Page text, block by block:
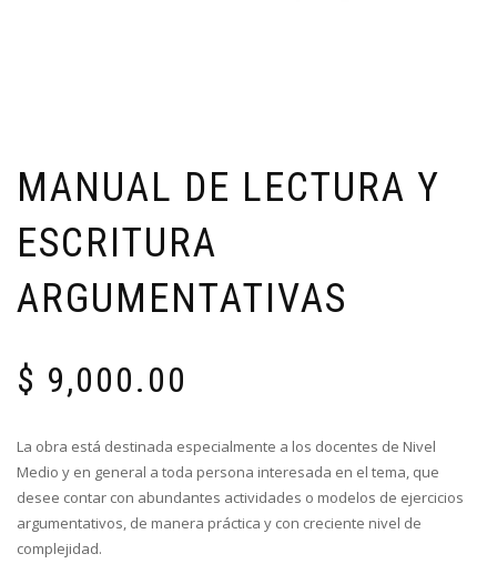
MANUAL DE LECTURA Y
ESCRITURA
ARGUMENTATIVAS
$ 9,000.00
La obra está destinada especialmente a los docentes de Nivel
Medio y en general a toda persona interesada en el tema, que
desee contar con abundantes actividades o modelos de ejercicios
argumentativos, de manera práctica y con creciente nivel de
complejidad.